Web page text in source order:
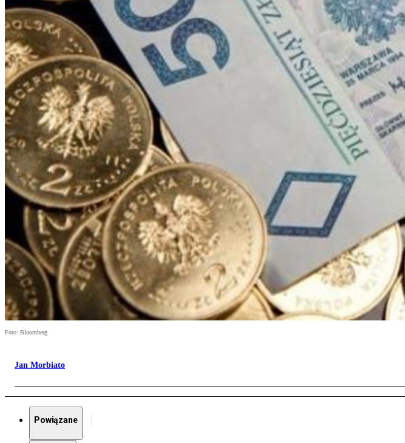
Foto: Bloomberg
Jan Morbiato
Powiązane